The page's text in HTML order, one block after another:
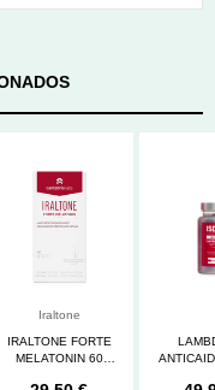
Iraltone
IRALTONE FORTE
MELATONIN 60